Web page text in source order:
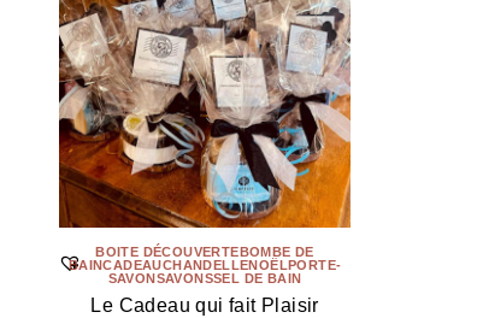
BOITE DÉCOUVERTE BOMBE DE
BAINCADEAUCHANDELLENOËL PORTE-
SAVON SAVONSSEL DE BAIN
Le Cadeau qui fait Plaisir